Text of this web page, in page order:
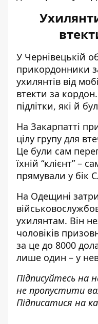
У Чернівецькій
прикордонники
ухилянтів від
втекти за кордон.
підлітки, які й
На Закарпатті
цілу групу для
Це були сам
їхній “клієнт” –
прямували у бік
На Одещині
ухилянтам. Він
чоловіків
за це до 8000
лише один – у
Підписуйтесь на
не пропустити
Підписатися на